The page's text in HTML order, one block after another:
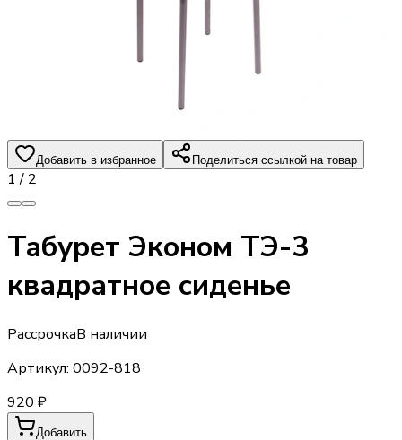
Добавить в избранное Поделиться ссылкой на товар
1 / 2
Табурет Эконом ТЭ-3
квадратное сиденье
РассрочкаВ наличии
Артикул: 0092-818
920 ₽
Добавить